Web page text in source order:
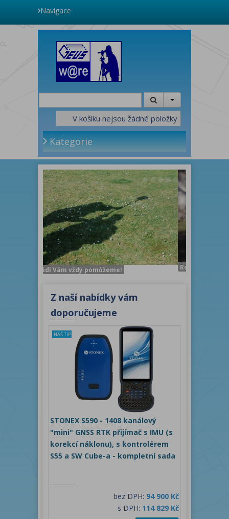
Navigace
V košíku nejsou žádné položky
Kategorie
Robotická totální stanice STONEX R180 s
Z naší nabídky vám
doporučujeme
NÁŠ TIP
STONEX S590 - 1408 kanálový
"mini" GNSS RTK přijímač s IMU (s
korekcí náklonu), s kontrolérem
S55 a SW Cube-a - kompletní sada
bez DPH: 94 900 Kč
s DPH: 114 829 Kč